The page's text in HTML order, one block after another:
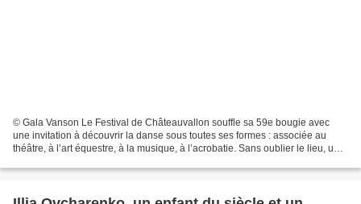
© Gala Vanson Le Festival de Châteauvallon souffle sa 59e bougie avec
une invitation à découvrir la danse sous toutes ses formes : associée au
théâtre, à l’art équestre, à la musique, à l’acrobatie. Sans oublier le lieu, un